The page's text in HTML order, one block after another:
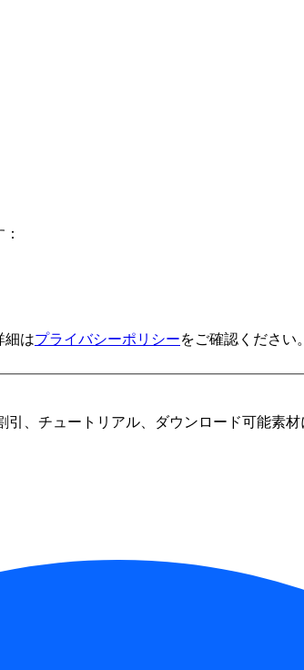
細はプライバシーポリシーをご確認ください
、チュートリアル、ダウンロード可能素